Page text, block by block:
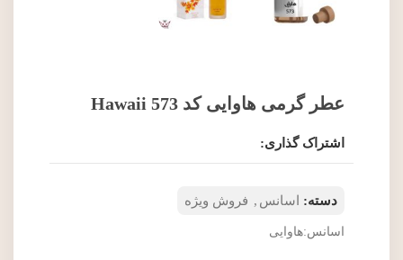
عطر گرمی هاوایی کد 573 Hawaii
اشتراک گذاری:
دسته: اسانس , فروش ویژه
اسانس:هاوایی